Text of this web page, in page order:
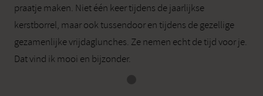
praatje maken. Niet één keer tijdens de jaarlijkse
kerstborrel, maar ook tussendoor en tijdens de gezellige
gezamenlijke vrijdaglunches. Ze nemen echt de tijd voor je.
Dat vind ik mooi en bijzonder.